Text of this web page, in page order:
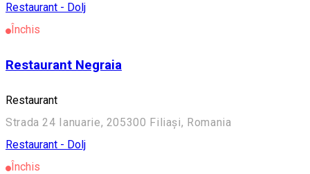
Restaurant - Dolj
Închis
Restaurant Negraia
Restaurant
Strada 24 Ianuarie, 205300 Filiași, Romania
Restaurant - Dolj
Închis